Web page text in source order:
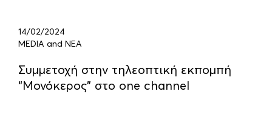
14/02/2024
MEDIA and ΝΕΑ
Συμμετοχή στην τηλεοπτική εκπομπή
“Μονόκερος” στο one channel